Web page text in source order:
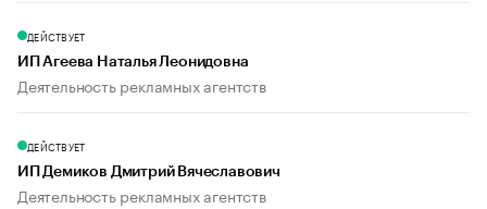
ДЕЙСТВУЕТ
ИП Агеева Наталья Леонидовна
Деятельность рекламных агентств
ДЕЙСТВУЕТ
ИП Демиков Дмитрий Вячеславович
Деятельность рекламных агентств